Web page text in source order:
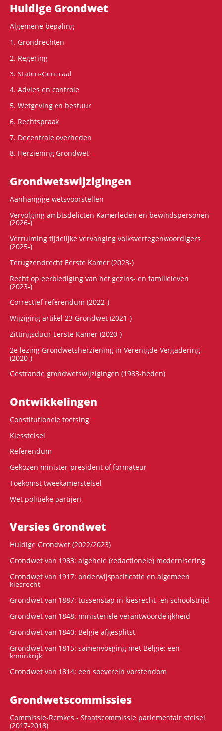
Hoofdnavigatie
Huidige Grondwet
Algemene bepaling
1. Grondrechten
2. Regering
3. Staten-Generaal
4. Advies en controle
5. Wetgeving en bestuur
6. Rechtspraak
7. Decentrale overheden
8. Herziening Grondwet
Grondwets­wijzigingen
Aanhangige wetsvoorstellen
Vervolging ambtsdelicten Kamerleden en bewindspersonen
(2026-)
Verruiming tijdelijke vervanging volksvertegenwoordigers
(2025-)
Terugzendrecht Eerste Kamer (2023-)
Recht op eerbiediging van het gezins- en familieleven
(2023-)
Correctief referendum (2022-)
Wijziging artikel 23 Grondwet (2021-)
Zittingsduur Eerste Kamer (2020-)
2e lezing Grondwetsherziening in Verenigde Vergadering
(2020-)
Gestrande grondwetswijzigingen (1983-heden)
Ontwikke­lingen
Constitutionele toetsing
Kiesstelsel
Referendum
Gekozen minister-president of formateur
Toekomst tweekamerstelsel
Wet politieke partijen
Versies Grondwet
Huidige Grondwet (2022/2023)
Grondwet van 1983: algehele (redactionele) modernisering
Grondwet van 1917: onderwijspacificatie en algemeen
kiesrecht
Grondwet van 1887: tussenstap in kiesrecht- en schoolstrijd
Grondwet van 1848: ministeriële verantwoordelijkheid
Grondwet van 1840: België afgesplitst
Grondwet van 1815: samenvoeging met België: een
koninkrijk
Grondwet van 1814: een soeverein vorstendom
Grondwets­commissies
Commissie-Remkes - Staatscommissie parlementair stelsel
(2017-2018)